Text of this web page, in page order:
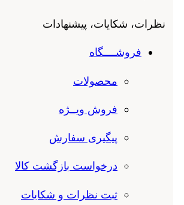
نظرات، شکایات، پیشنهادات
فروشــــگاه
محصولات
فروش ویــژه
پیگیری سفارش
درخواست بازگشت کالا
ثبت نظرات و شکایات